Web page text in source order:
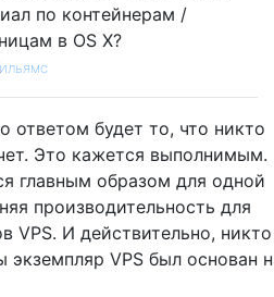
по контейнерам /
в OS X?
ответом будет то, что никто
Это кажется выполнимым.
главным образом для одной
производительность для
VPS. И действительно,
экземпляр VPS был основан